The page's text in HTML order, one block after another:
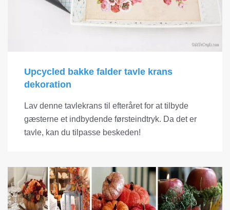
Upcycled bakke falder tavle krans
dekoration
Lav denne tavlekrans til efteråret for at tilbyde
gæsterne et indbydende førsteindtryk. Da det er
tavle, kan du tilpasse beskeden!